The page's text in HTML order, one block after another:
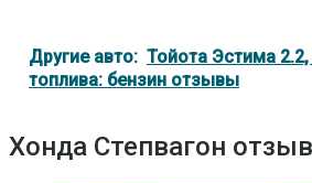
Другие авто: Тойота Эстима
топлива: бензин отзывы
Хонда Степвагон